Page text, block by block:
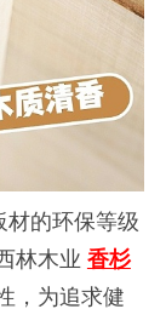
的环保等级
林木业 香杉
，为追求健